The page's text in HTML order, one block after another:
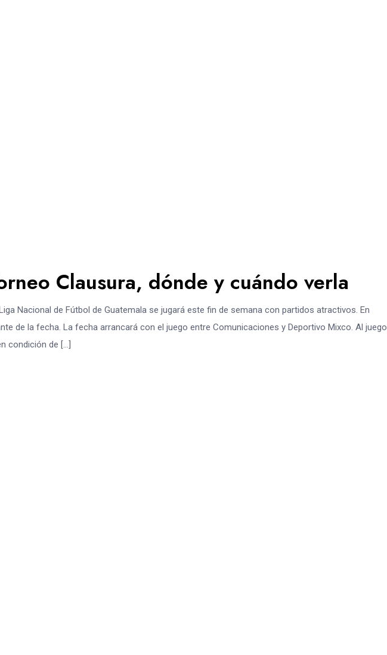
Clausura, dónde y cuándo verla
Nacional de Fútbol de Guatemala se jugará este fin de semana con partidos atractivos. En
de la fecha. La fecha arrancará con el juego entre Comunicaciones y Deportivo Mixco. Al juego
condición de […]